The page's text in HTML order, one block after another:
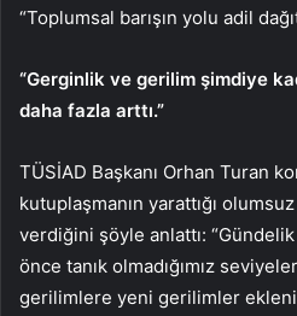
“Toplumsal barışın yolu adil
“Gerginlik ve gerilim şimdiye
daha fazla arttı.”
TÜSİAD Başkanı Orhan Turan
kutuplaşmanın yarattığı
verdiğini şöyle anlattı:
önce tanık olmadığımız
gerilimlere yeni gerilimler